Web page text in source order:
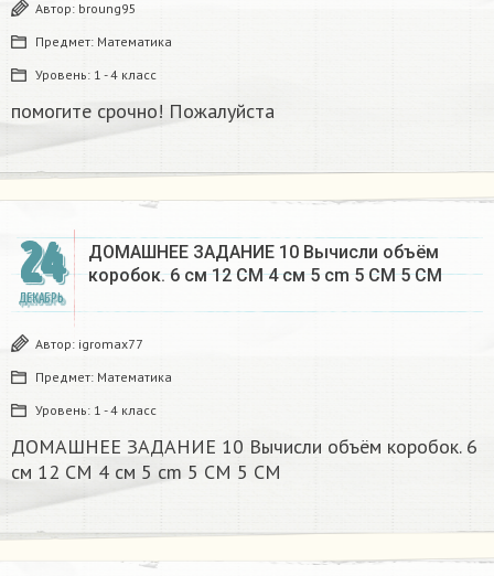
Автор: broung95
Предмет: Математика
Уровень: 1 - 4 класс
помогите срочно! Пожалуйста
24
ДЕКАБРЬ
ДОМАШНЕЕ ЗАДАНИЕ 10 Вычисли объём
коробок. 6 см 12 CM 4 см 5 cm 5 CM 5 CM​
Автор: igromax77
Предмет: Математика
Уровень: 1 - 4 класс
ДОМАШНЕЕ ЗАДАНИЕ 10 Вычисли объём коробок. 6
см 12 CM 4 см 5 cm 5 CM 5 CM​